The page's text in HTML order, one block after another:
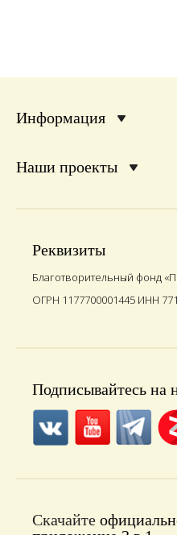
Информация
Наши проекты
Реквизиты
Благотворительный фонд
ОГРН 1177700001445 ИНН
Подписывайтесь на
Скачайте